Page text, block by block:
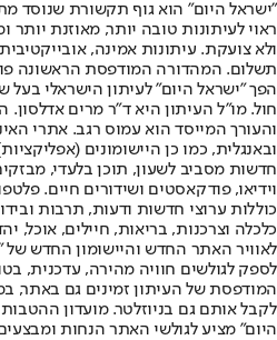
"ישראל היום" הוא גוף תקשורת שנוסד
ראוי לעיתונות טובה יותר, מאוזנת
ולא צועקת. עיתונות אמינה,
הפך "ישראל היום" לעיתון הישראלי בעל
חול. מו"ל העיתון היא ד"ר מרים
והעורך המייסד הוא עמוס רגב. אתרי
חדשות מסביב לשעון, תוכן בלעדי,
וידיאו, פודקאסטים ושידורים חיים.
כוללות ערוצי חדשות ודעות, תרבות
לאוויר האתר החדש והיישומון החדש
לספק לגולשים חוויה מהירה, עדכנית,
המודפסת של העיתון זמינים גם באתר,
לקבל אותם גם בניוזלטר. מועדון
היום" מציע לגולשי האתר הנחות